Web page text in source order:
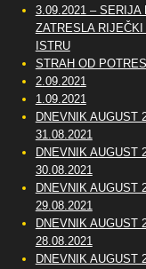
3.09.2021 – SERIJA
ZATRESLA RIJEČKI
ISTRU
STRAH OD
2.09.2021
1.09.2021
DNEVNIK AUGUST
31.08.2021
DNEVNIK AUGUST
30.08.2021
DNEVNIK AUGUST
29.08.2021
DNEVNIK AUGUST
28.08.2021
DNEVNIK AUGUST